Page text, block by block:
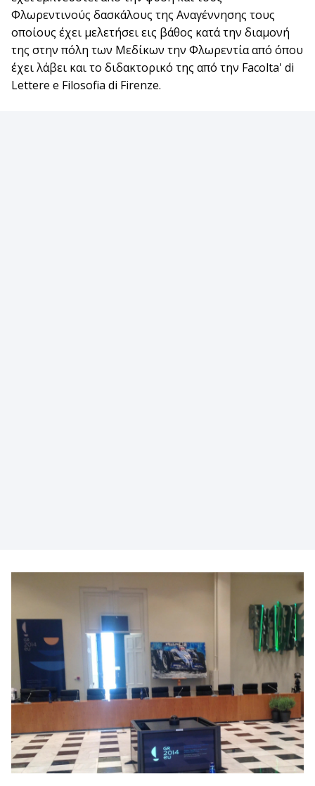
Φλωρεντινούς δασκάλους της Αναγέννησης τους
οποίους έχει μελετήσει εις βάθος κατά την διαμονή
της στην πόλη των Μεδίκων την Φλωρεντία από όπου
έχει λάβει και το διδακτορικό της από την Facolta' di
Lettere e Filosofia di Firenze.